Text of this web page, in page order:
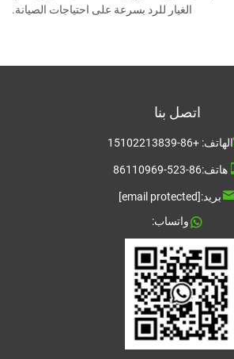
الغيار للرد بسرعة على احتياجات الصيانة.
اتصل بنا
الهاتف:+86-15102213839
هاتف:86-523-86110969
بريد:[email protected]
واتساب: